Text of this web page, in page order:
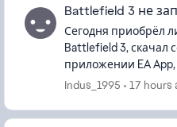
Battlefield 3 не
Сегодня приобрёл
Battlefield 3, скачал
приложении EA
скачалась, всё было
Indus_1995 17 hours